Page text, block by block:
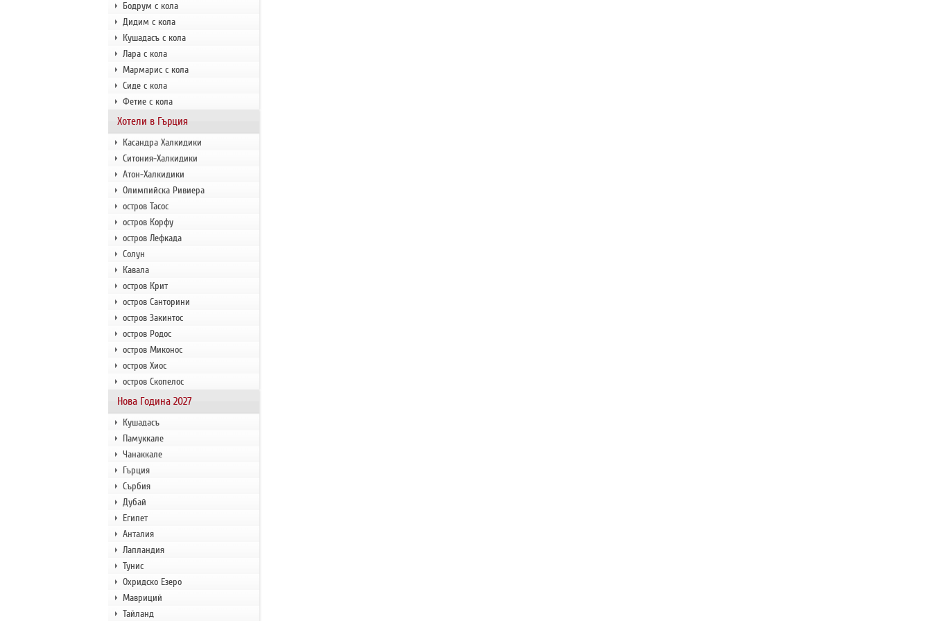
Бодрум с кола
Дидим с кола
Кушадасъ с кола
Лара с кола
Мармарис с кола
Сиде с кола
Фетие с кола
Хотели в Гърция
Касандра Халкидики
Ситония-Халкидики
Атон-Халкидики
Олимпийска Ривиера
остров Тасос
остров Корфу
остров Лефкада
Солун
Кавала
остров Крит
остров Санторини
остров Закинтос
остров Родос
остров Миконос
остров Хиос
остров Скопелос
Нова Година 2027
Кушадасъ
Памуккале
Чанаккале
Гърция
Сърбия
Дубай
Египет
Анталия
Лапландия
Тунис
Охридско Езеро
Мавриций
Тайланд